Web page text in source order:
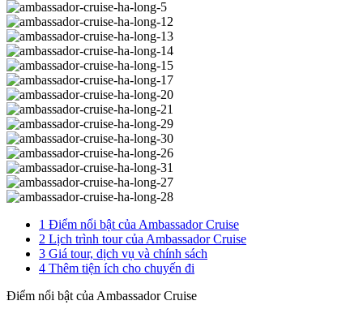
1 Điểm nổi bật của Ambassador Cruise
2 Lịch trình tour của Ambassador Cruise
3 Giá tour, dịch vụ và chính sách
4 Thêm tiện ích cho chuyến đi
Điểm nổi bật của Ambassador Cruise